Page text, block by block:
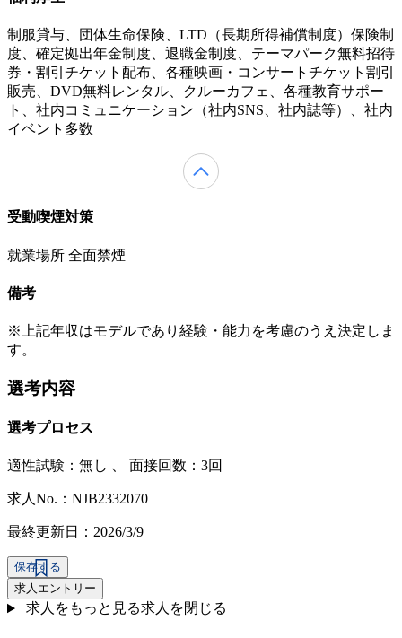
制服貸与、団体生命保険、LTD（長期所得補償制度）保険制
度、確定拠出年金制度、退職金制度、テーマパーク無料招待
券・割引チケット配布、各種映画・コンサートチケット割引
販売、DVD無料レンタル、クルーカフェ、各種教育サポー
ト、社内コミュニケーション（社内SNS、社内誌等）、社内
イベント多数
受動喫煙対策
就業場所 全面禁煙
備考
※上記年収はモデルであり経験・能力を考慮のうえ決定しま
す。
選考内容
選考プロセス
適性試験： 無し 面接回数：3回
求人No.：NJB2332070
最終更新日：2026/3/9
保存する
求人エントリー
求人をもっと見る求人を閉じる